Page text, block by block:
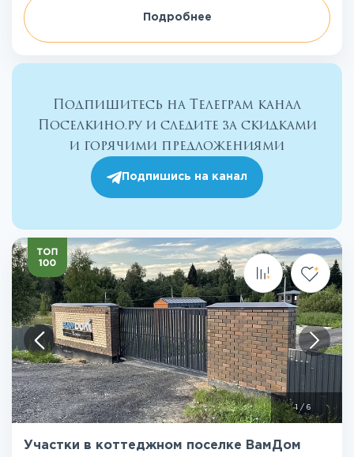
Подробнее
Подпишитесь на Телеграм канал
Поселкино.ру и следите за скидками
и горячими предложениями
Подпишись на канал
1 / 6
Участки в коттеджном поселке ВамДом